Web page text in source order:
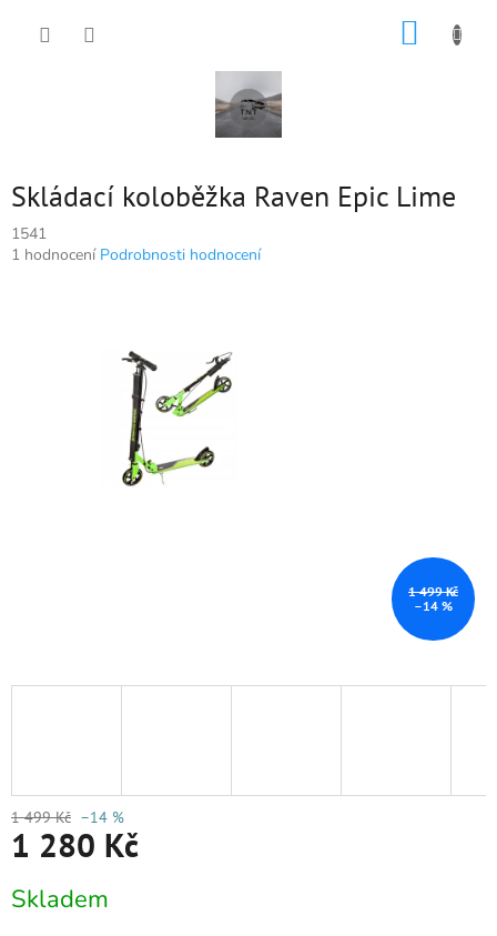
Skládací koloběžka Raven Epic Lime
1541
Průměrné
1 hodnocení Podrobnosti hodnocení
1 499 Kč
–14 %
1 499 Kč –14 %
1 280 Kč
cena:
Skladem